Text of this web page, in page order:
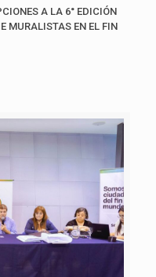
A LA 6° EDICIÓN
MURALISTAS EN EL FIN